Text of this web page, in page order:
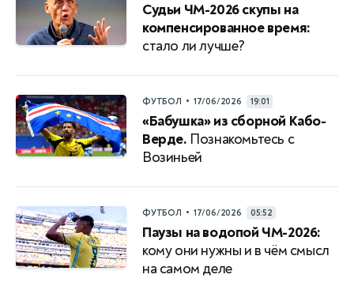
Судьи ЧМ-2026 скупы на
компенсированное время:
стало ли лучше?
ФУТБОЛ • 17/06/2026 19:01
«Бабушка» из сборной Кабо-
Верде. Познакомьтесь с
Возиньей
ФУТБОЛ • 17/06/2026 05:52
Паузы на водопой ЧМ-2026:
кому они нужны и в чём смысл
на самом деле